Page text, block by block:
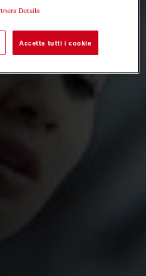
Details
Accetta tutti i cookie